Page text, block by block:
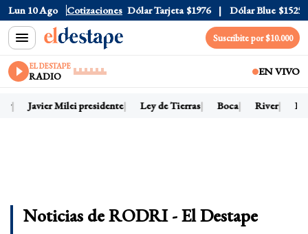
Lun 10 Ago Cotizaciones
Dólar Oficial $1520 Dólar Tarjeta $1976 Dólar Blue $1525
Suscribite por $10.000
EL DESTAPE
RADIO EN VIVO
Javier Milei presidente Ley de Tierras Boca River
Noticias de RODRI - El Destape